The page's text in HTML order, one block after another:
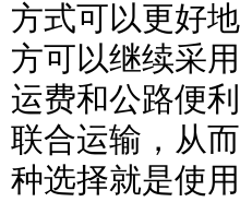
方式可以更好
方可以继续采
运费和公路便
联合运输，从
种选择就是使